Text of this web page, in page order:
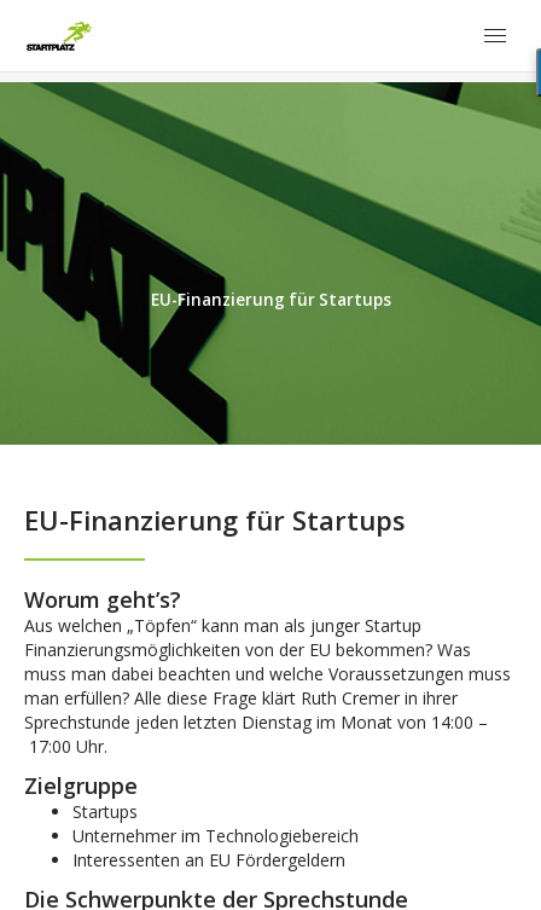
EU-Finanzierung für Startups
EU-Finanzierung für Startups
Worum geht’s?
Aus welchen „Töpfen“ kann man als junger Startup
Finanzierungsmöglichkeiten von der EU bekommen? Was
muss man dabei beachten und welche Voraussetzungen muss
man erfüllen? Alle diese Frage klärt Ruth Cremer in ihrer
Sprechstunde jeden letzten Dienstag im Monat von 14:00 –
17:00 Uhr.
Zielgruppe
Startups
Unternehmer im Technologiebereich
Interessenten an EU Fördergeldern
Die Schwerpunkte der Sprechstunde